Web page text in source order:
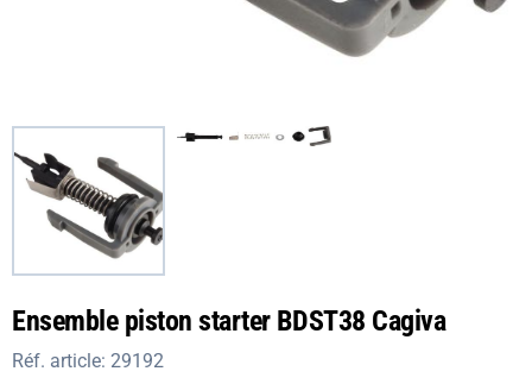
Ensemble piston starter BDST38 Cagiva
Réf. article: 29192